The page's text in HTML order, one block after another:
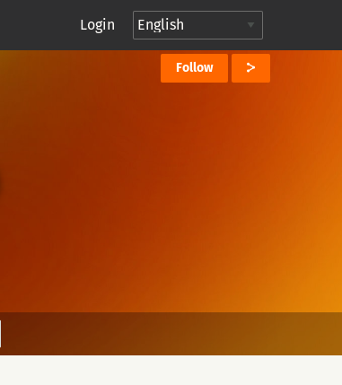
Login
Follow